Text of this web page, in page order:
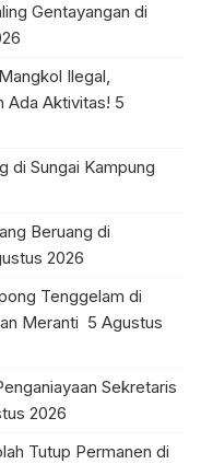
Gentayangan di
Ilegal,
Ada Aktivitas! 5
di Sungai Kampung
Beruang di
2026
Tenggelam di
Meranti 5 Agustus
Sekretaris
2026
Tutup Permanen di